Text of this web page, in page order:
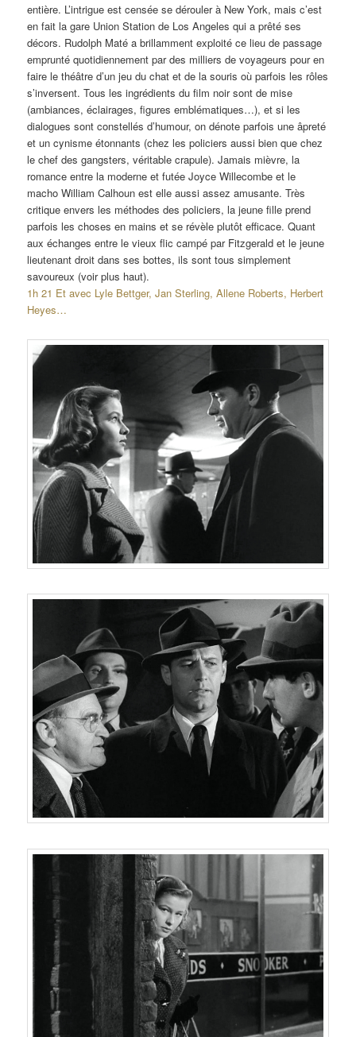
entière. L’intrigue est censée se dérouler à New York, mais c’est
en fait la gare Union Station de Los Angeles qui a prêté ses
décors. Rudolph Maté a brillamment exploité ce lieu de passage
emprunté quotidiennement par des milliers de voyageurs pour en
faire le théâtre d’un jeu du chat et de la souris où parfois les rôles
s’inversent. Tous les ingrédients du film noir sont de mise
(ambiances, éclairages, figures emblématiques…), et si les
dialogues sont constellés d’humour, on dénote parfois une âpreté
et un cynisme étonnants (chez les policiers aussi bien que chez
le chef des gangsters, véritable crapule). Jamais mièvre, la
romance entre la moderne et futée Joyce Willecombe et le
macho William Calhoun est elle aussi assez amusante. Très
critique envers les méthodes des policiers, la jeune fille prend
parfois les choses en mains et se révèle plutôt efficace. Quant
aux échanges entre le vieux flic campé par Fitzgerald et le jeune
lieutenant droit dans ses bottes, ils sont tous simplement
savoureux (voir plus haut).
1h 21 Et avec Lyle Bettger, Jan Sterling, Allene Roberts, Herbert
Heyes…